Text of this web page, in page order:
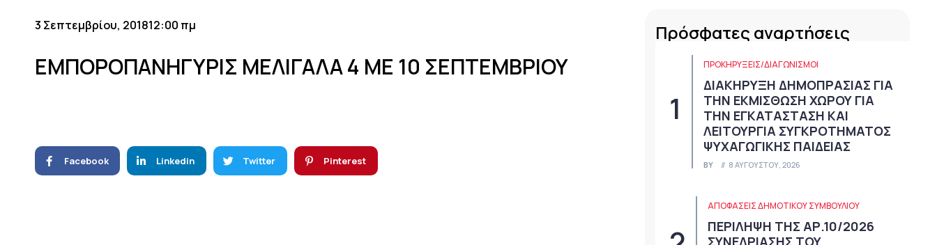
3 Σεπτεμβρίου, 201812:00 πμ
ΕΜΠΟΡΟΠΑΝΗΓΥΡΙΣ ΜΕΛΙΓΑΛΑ 4 ΜΕ 10 ΣΕΠΤΕΜΒΡΙΟΥ
Facebook Linkedin Twitter Pinterest
Πρόσφατες αναρτήσεις
ΠΡΟΚΗΡΎΞΕΙΣ/ΔΙΑΓΩΝΙΣΜΟΊ
ΔΙΑΚΗΡΥΞΗ ΔΗΜΟΠΡΑΣΙΑΣ ΓΙΑ
ΤΗΝ ΕΚΜΙΣΘΩΣΗ ΧΩΡΟΥ ΓΙΑ
ΤΗΝ ΕΓΚΑΤΑΣΤΑΣΗ ΚΑΙ
ΛΕΙΤΟΥΡΓΙΑ ΣΥΓΚΡΟΤΗΜΑΤΟΣ
ΨΥΧΑΓΩΓΙΚΗΣ ΠΑΙΔΕΙΑΣ
BY 8 ΑΥΓΟΎΣΤΟΥ, 2026
ΑΠΟΦΆΣΕΙΣ ΔΗΜΟΤΙΚΟΎ ΣΥΜΒΟΥΛΊΟΥ
ΠΕΡΙΛΗΨΗ ΤΗΣ ΑΡ.10/2026
ΣΥΝΕΔΡΙΑΣΗΣ ΤΟΥ